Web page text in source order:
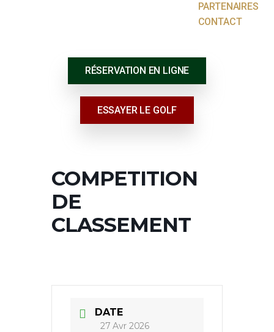
PARTENAIRES
CONTACT
RÉSERVATION EN LIGNE
ESSAYER LE GOLF
COMPETITION
DE
CLASSEMENT
DATE
27 Avr 2026